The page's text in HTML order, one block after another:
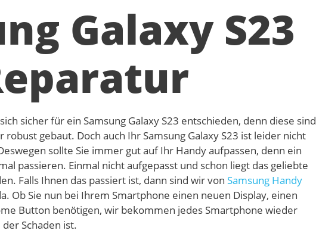
Galaxy S23
sicher für ein Samsung Galaxy S23 entschieden, denn diese sind
gebaut. Doch auch Ihr Samsung Galaxy S23 ist leider nicht
sollte Sie immer gut auf Ihr Handy aufpassen, denn ein
passieren. Einmal nicht aufgepasst und schon liegt das geliebte
Falls Ihnen das passiert ist, dann sind wir von Samsung Handy
Ob Sie nun bei Ihrem Smartphone einen neuen Display, einen
Button benötigen, wir bekommen jedes Smartphone wieder
Schaden ist.